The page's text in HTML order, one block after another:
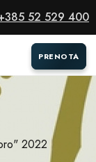
52 529 400
PRENOTA
PRENOTA
2022